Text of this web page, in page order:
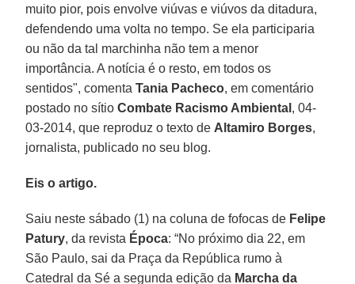
muito pior, pois envolve viúvas e viúvos da ditadura,
defendendo uma volta no tempo. Se ela participaria
ou não da tal marchinha não tem a menor
importância. A notícia é o resto, em todos os
sentidos", comentaTania Pacheco, em comentário
postado no sítioCombate Racismo Ambiental , 04-
03-2014, que reproduz o texto de Altamiro Borges,
jornalista, publicado no seu blog.
Eis o artigo.
Saiu neste sábado (1) na coluna de fofocas de Felipe
Patury, da revista Época: “No próximo dia 22, em
São Paulo, sai da Praça da República rumo à
Catedral da Sé a segunda edição da Marcha da